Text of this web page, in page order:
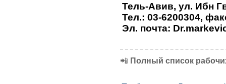
Тель-Авив, ул. Ибн
Тел.: 03-6200304,
Эл. почта:
📲 Полный список